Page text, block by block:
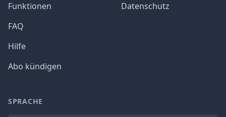
Funktionen
FAQ
Hilfe
Abo kündigen
Datenschutz
SPRACHE